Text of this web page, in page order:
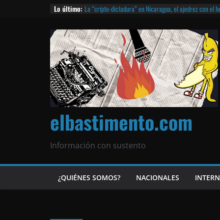
Lo último: La “cripto-dictadura” en Nicaragua, el ajedrez con el
Agarrá tu POLLO FRITO, vamos a la dictadura ETERNA
¡El partido único! Nicaragua, la Corea del Norte con
Matagalpa
Las mentiras del Cardenal Leopoldo Brenes con el
¿Piratas de El Carmen en la India? El barco fantasma
queda!
elbastimento.com
Información con sustento
¿QUIÉNES SOMOS? NACIONALES